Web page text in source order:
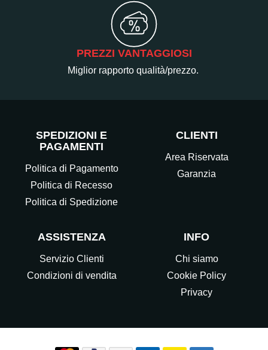
PREZZI VANTAGGIOSI
Miglior rapporto qualità/prezzo.
SPEDIZIONI E
PAGAMENTI
Politica di Pagamento
Politica di Recesso
Politica di Spedizione
CLIENTI
Area Riservata
Garanzia
ASSISTENZA
Servizio Clienti
Condizioni di vendita
INFO
Chi siamo
Cookie Policy
Privacy